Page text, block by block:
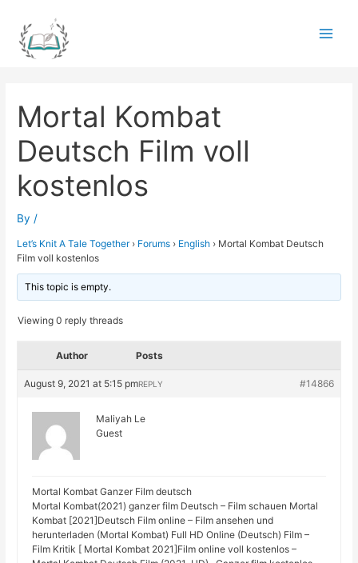
content
Mortal Kombat
Deutsch Film voll
kostenlos
By /
Let’s Knit A Tale Together › Forums › English › Mortal Kombat Deutsch
Film voll kostenlos
This topic is empty.
Viewing 0 reply threads
Author Posts
August 9, 2021 at 5:15 pm #14866
REPLY
Maliyah Le
Guest
Mortal Kombat Ganzer Film deutsch
Mortal Kombat(2021) ganzer film Deutsch – Film schauen Mortal
Kombat [2021]Deutsch Film online – Film ansehen und
herunterladen (Mortal Kombat) Full HD Online (Deutsch) Film –
Film Kritik [ Mortal Kombat 2021]Film online voll kostenlos –